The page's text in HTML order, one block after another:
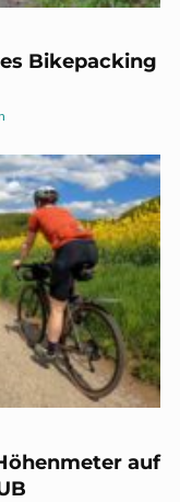
Bikepacking
auf